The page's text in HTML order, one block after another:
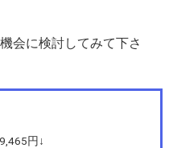
会に検討してみて下さ
円↓